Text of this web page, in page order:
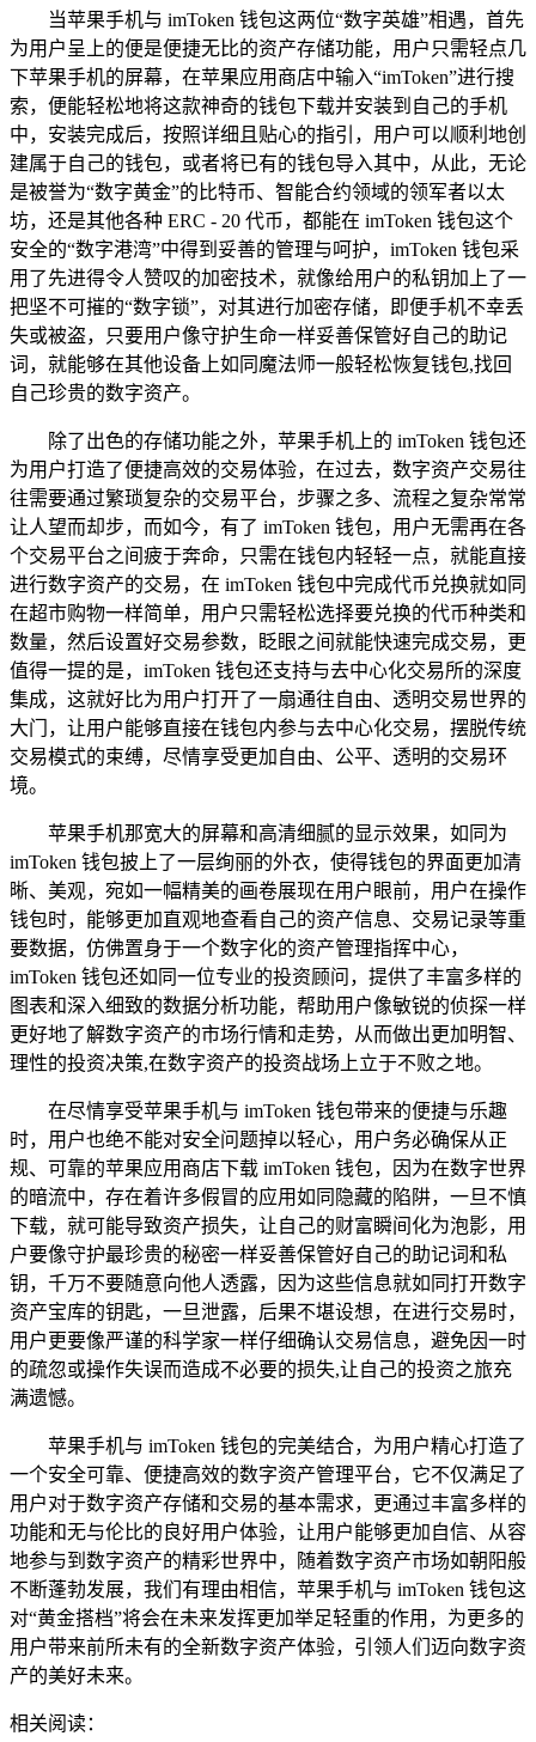
当苹果手机与 imToken 钱包这两位“数字英雄”相遇，首先
为用户呈上的便是便捷无比的资产存储功能，用户只需轻点几
下苹果手机的屏幕，在苹果应用商店中输入“imToken”进行搜
索，便能轻松地将这款神奇的钱包下载并安装到自己的手机
中，安装完成后，按照详细且贴心的指引，用户可以顺利地创
建属于自己的钱包，或者将已有的钱包导入其中，从此，无论
是被誉为“数字黄金”的比特币、智能合约领域的领军者以太
坊，还是其他各种 ERC - 20 代币，都能在 imToken 钱包这个
安全的“数字港湾”中得到妥善的管理与呵护，imToken 钱包采
用了先进得令人赞叹的加密技术，就像给用户的私钥加上了一
把坚不可摧的“数字锁”，对其进行加密存储，即便手机不幸丢
失或被盗，只要用户像守护生命一样妥善保管好自己的助记
词，就能够在其他设备上如同魔法师一般轻松恢复钱包,找回
自己珍贵的数字资产。
除了出色的存储功能之外，苹果手机上的 imToken 钱包还
为用户打造了便捷高效的交易体验，在过去，数字资产交易往
往需要通过繁琐复杂的交易平台，步骤之多、流程之复杂常常
让人望而却步，而如今，有了 imToken 钱包，用户无需再在各
个交易平台之间疲于奔命，只需在钱包内轻轻一点，就能直接
进行数字资产的交易，在 imToken 钱包中完成代币兑换就如同
在超市购物一样简单，用户只需轻松选择要兑换的代币种类和
数量，然后设置好交易参数，眨眼之间就能快速完成交易，更
值得一提的是，imToken 钱包还支持与去中心化交易所的深度
集成，这就好比为用户打开了一扇通往自由、透明交易世界的
大门，让用户能够直接在钱包内参与去中心化交易，摆脱传统
交易模式的束缚，尽情享受更加自由、公平、透明的交易环
境。
苹果手机那宽大的屏幕和高清细腻的显示效果，如同为
imToken 钱包披上了一层绚丽的外衣，使得钱包的界面更加清
晰、美观，宛如一幅精美的画卷展现在用户眼前，用户在操作
钱包时，能够更加直观地查看自己的资产信息、交易记录等重
要数据，仿佛置身于一个数字化的资产管理指挥中心，
imToken 钱包还如同一位专业的投资顾问，提供了丰富多样的
图表和深入细致的数据分析功能，帮助用户像敏锐的侦探一样
更好地了解数字资产的市场行情和走势，从而做出更加明智、
理性的投资决策,在数字资产的投资战场上立于不败之地。
在尽情享受苹果手机与 imToken 钱包带来的便捷与乐趣
时，用户也绝不能对安全问题掉以轻心，用户务必确保从正
规、可靠的苹果应用商店下载 imToken 钱包，因为在数字世界
的暗流中，存在着许多假冒的应用如同隐藏的陷阱，一旦不慎
下载，就可能导致资产损失，让自己的财富瞬间化为泡影，用
户要像守护最珍贵的秘密一样妥善保管好自己的助记词和私
钥，千万不要随意向他人透露，因为这些信息就如同打开数字
资产宝库的钥匙，一旦泄露，后果不堪设想，在进行交易时，
用户更要像严谨的科学家一样仔细确认交易信息，避免因一时
的疏忽或操作失误而造成不必要的损失,让自己的投资之旅充
满遗憾。
苹果手机与 imToken 钱包的完美结合，为用户精心打造了
一个安全可靠、便捷高效的数字资产管理平台，它不仅满足了
用户对于数字资产存储和交易的基本需求，更通过丰富多样的
功能和无与伦比的良好用户体验，让用户能够更加自信、从容
地参与到数字资产的精彩世界中，随着数字资产市场如朝阳般
不断蓬勃发展，我们有理由相信，苹果手机与 imToken 钱包这
对“黄金搭档”将会在未来发挥更加举足轻重的作用，为更多的
用户带来前所未有的全新数字资产体验，引领人们迈向数字资
产的美好未来。
相关阅读：